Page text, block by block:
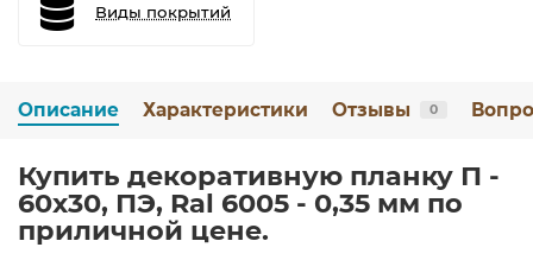
Виды покрытий
Описание Характеристики Отзывы 0
Купить декоративную планку П -
60х30, ПЭ, Ral 6005 - 0,35 мм по
приличной цене.